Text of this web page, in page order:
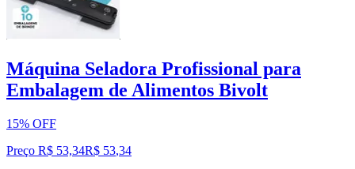
Máquina Seladora Profissional para
Embalagem de Alimentos Bivolt
15% OFF
Preço R$ 53,34R$ 53,34